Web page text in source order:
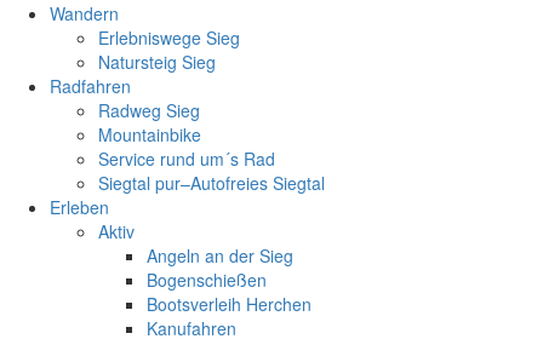
Wandern
Erlebniswege Sieg
Natursteig Sieg
Radfahren
Radweg Sieg
Mountainbike
Service rund um´s Rad
Siegtal pur–Autofreies Siegtal
Erleben
Aktiv
Angeln an der Sieg
Bogenschießen
Bootsverleih Herchen
Kanufahren